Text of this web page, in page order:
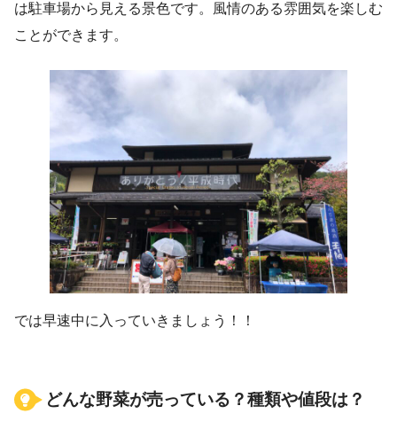
は駐車場から見える景色です。風情のある雰囲気を楽しむ
ことができます。
では早速中に入っていきましょう！！
どんな野菜が売っている？種類や値段は？